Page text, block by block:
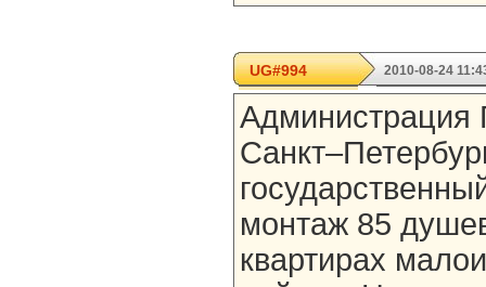
UG#994 2010-08-24
Администрация
монтаж 85
квартирах